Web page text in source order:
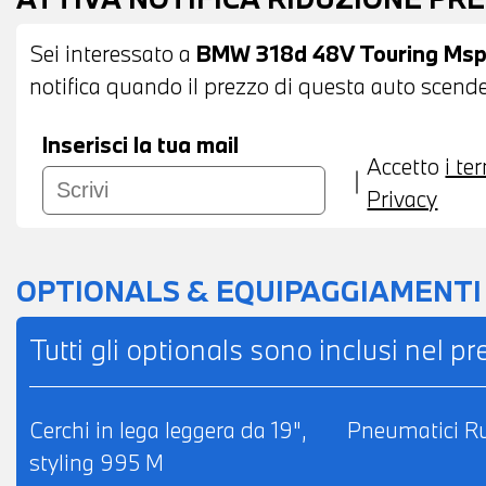
LEVE AL VOLANTE - ACTIVE GUARD PLUS
BLUETOOTH - USB - RADIO DIGITALE DAB
SERVICES - TELESERVICES - CHIAMATA DI
AUTOMATICO BIZONA - RETROVISORE
ANTERIORI RISCALDABILI - CINTURE DI
POSSIBILITA' DI PERMUTA - POSSIBILITA'
L'INTERO IMPORTO
Sei interessato a BMW 318d 48V Touring
notifica quando il prezzo di questa auto
Inserisci la tua mail
Accetto i
Privacy
OPTIONALS & EQUIPAGGIAMENTI
Tutti gli optionals sono inclusi nel
Cerchi in lega leggera da 19",
styling 995 M
Pneumatici